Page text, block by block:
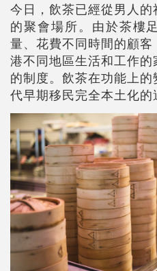
今日，飲茶已經從男人
的聚會場所。由於茶樓
量、花費不同時間的顧
港不同地區生活和工作
的制度。飲茶在功能上
代早期移民完全本土化的